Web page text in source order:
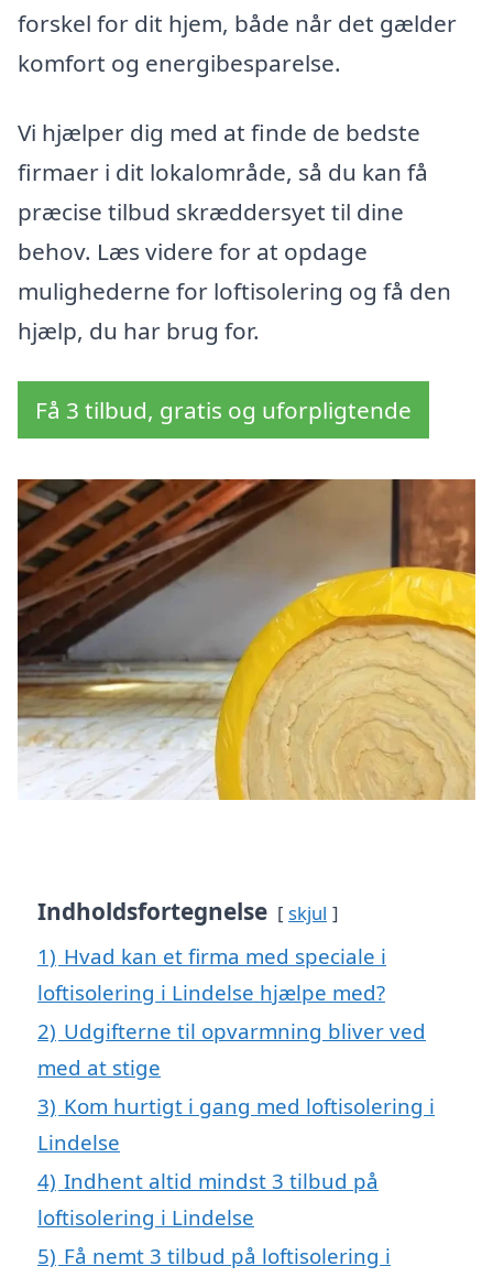
forskel for dit hjem, både når det gælder
komfort og energibesparelse.
Vi hjælper dig med at finde de bedste
firmaer i dit lokalområde, så du kan få
præcise tilbud skræddersyet til dine
behov. Læs videre for at opdage
mulighederne for loftisolering og få den
hjælp, du har brug for.
Få 3 tilbud, gratis og uforpligtende
Indholdsfortegnelse skjul
1) Hvad kan et firma med speciale i
loftisolering i Lindelse hjælpe med?
2) Udgifterne til opvarmning bliver ved
med at stige
3) Kom hurtigt i gang med loftisolering i
Lindelse
4) Indhent altid mindst 3 tilbud på
loftisolering i Lindelse
5) Få nemt 3 tilbud på loftisolering i